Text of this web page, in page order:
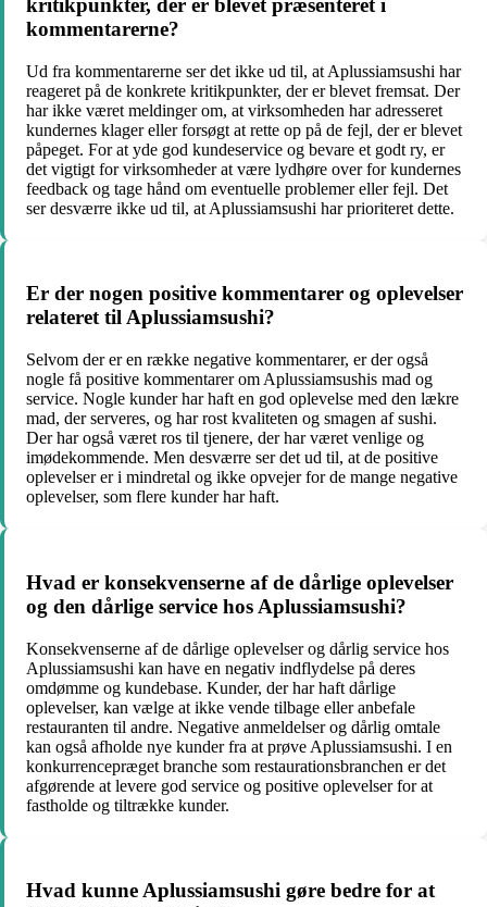
kritikpunkter, der er blevet præsenteret i
kommentarerne?
Ud fra kommentarerne ser det ikke ud til, at Aplussiamsushi har
reageret på de konkrete kritikpunkter, der er blevet fremsat. Der
har ikke været meldinger om, at virksomheden har adresseret
kundernes klager eller forsøgt at rette op på de fejl, der er blevet
påpeget. For at yde god kundeservice og bevare et godt ry, er
det vigtigt for virksomheder at være lydhøre over for kundernes
feedback og tage hånd om eventuelle problemer eller fejl. Det
ser desværre ikke ud til, at Aplussiamsushi har prioriteret dette.
Er der nogen positive kommentarer og oplevelser
relateret til Aplussiamsushi?
Selvom der er en række negative kommentarer, er der også
nogle få positive kommentarer om Aplussiamsushis mad og
service. Nogle kunder har haft en god oplevelse med den lækre
mad, der serveres, og har rost kvaliteten og smagen af sushi.
Der har også været ros til tjenere, der har været venlige og
imødekommende. Men desværre ser det ud til, at de positive
oplevelser er i mindretal og ikke opvejer for de mange negative
oplevelser, som flere kunder har haft.
Hvad er konsekvenserne af de dårlige oplevelser
og den dårlige service hos Aplussiamsushi?
Konsekvenserne af de dårlige oplevelser og dårlig service hos
Aplussiamsushi kan have en negativ indflydelse på deres
omdømme og kundebase. Kunder, der har haft dårlige
oplevelser, kan vælge at ikke vende tilbage eller anbefale
restauranten til andre. Negative anmeldelser og dårlig omtale
kan også afholde nye kunder fra at prøve Aplussiamsushi. I en
konkurrencepræget branche som restaurationsbranchen er det
afgørende at levere god service og positive oplevelser for at
fastholde og tiltrække kunder.
Hvad kunne Aplussiamsushi gøre bedre for at